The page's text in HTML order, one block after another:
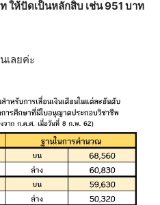
ให้ปัดเป็นหลักสิบ เช่น 951 บาท
เลยค่ะ